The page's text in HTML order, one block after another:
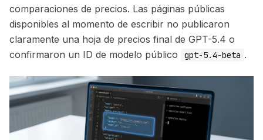
comparaciones de precios. Las páginas públicas
disponibles al momento de escribir no publicaron
claramente una hoja de precios final de GPT-5.4 o
confirmaron un ID de modelo público
gpt-5.4-beta .